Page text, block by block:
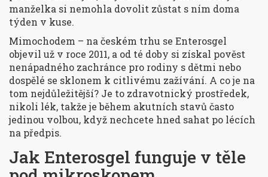
manželka si nemohla dovolit zůstat s ním doma
týden v kuse.
Mimochodem – na českém trhu se Enterosgel
objevil už v roce 2011, a od té doby si získal pověst
nenápadného zachránce pro rodiny s dětmi nebo
dospělé se sklonem k citlivému zažívání. A co je na
tom nejdůležitější? Je to zdravotnický prostředek,
nikoli lék, takže je během akutních stavů často
jedinou volbou, když nechcete hned sahat po lécích
na předpis.
Jak Enterosgel funguje v těle